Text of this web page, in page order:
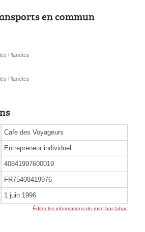
en commun
Planètes
Planètes
Cafe des Voyageurs
Entrepreneur individuel
40841997600019
FR75408419976
1 juin 1996
Éditer les informations de mon bar tabac